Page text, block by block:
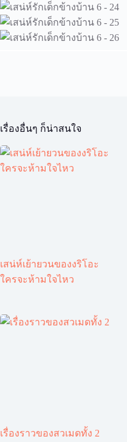
เรื่องอื่นๆ ก็น่าสนใจ
เสน่ห์เย้ายวนของงริโอะ
ใครจะห้ามใจไหว
เรื่องราวของสวเมดทั้ง 2